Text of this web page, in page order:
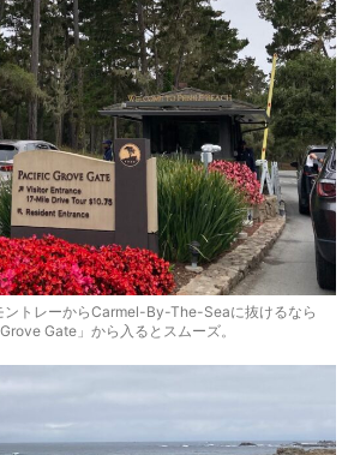
トレーからCarmel-By-The-Seaに抜けるなら
Gate」から入るとスムーズ。